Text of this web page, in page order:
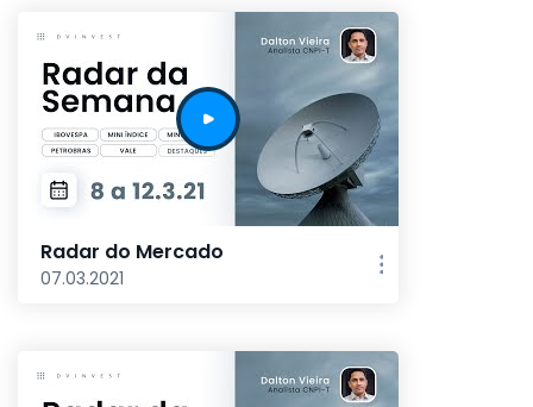
Radar do Mercado
07.03.2021